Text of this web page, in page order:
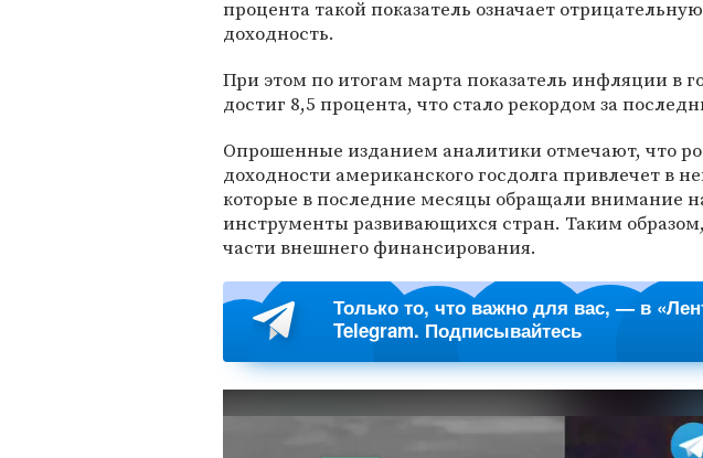
процента такой показатель означает
доходность.
При этом по итогам марта показатель инфляции в
достиг 8,5 процента, что стало рекордом за
Опрошенные изданием аналитики отмечают, что
доходности американского госдолга привлечет в
которые в последние месяцы обращали внимание
инструменты развивающихся стран. Таким
части внешнего финансирования.
Только то, что важно для вас, — в
Telegram. Подписывайтесь